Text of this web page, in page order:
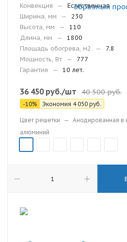
Конвекция —
Естественная
Ширина, мм
—
230
Высота, мм
—
110
Длина, мм
—
1800
Площадь обогрева, м2
—
7.8
Мощность, Вт
—
777
Гарантия
— 10 лет.
36 450руб./шт 40 500руб.
-10% Экономия 4 050 руб.
Цвет решетки — Анодированная в
алюминий